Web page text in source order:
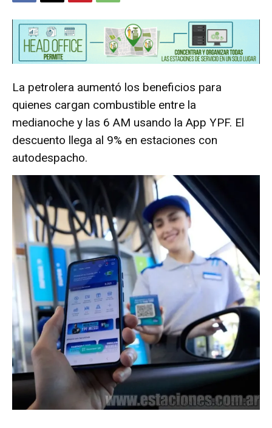
La petrolera aumentó los beneficios para
quienes cargan combustible entre la
medianoche y las 6 AM usando la App YPF. El
descuento llega al 9% en estaciones con
autodespacho.